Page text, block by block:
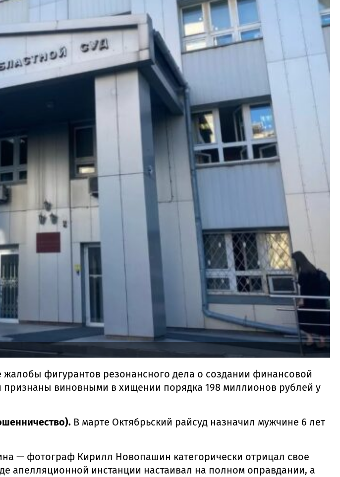
фигурантов резонансного дела о создании финансовой
виновными в хищении порядка 198 миллионов рублей у
В марте Октябрьский райсуд назначил мужчине 6 лет
— фотограф Кирилл Новопашин категорически отрицал свое
апелляционной инстанции настаивал на полном оправдании, а